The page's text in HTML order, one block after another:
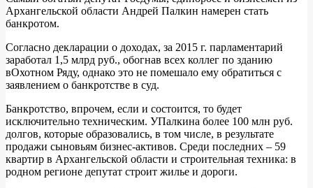
Архангельской области Андрей Палкин намерен стать
банкротом.
Согласно декларации о доходах, за 2015 г. парламентарий
заработал 1,5 млрд руб., обогнав всех коллег по зданию
вОхотном Ряду, однако это не помешало ему обратиться с
заявлением о банкротстве в суд.
Банкротство, впрочем, если и состоится, то будет
исключительно техническим. УПалкина более 100 млн руб.
долгов, которые образовались, в том числе, в результате
продажи сыновьям бизнес-активов. Среди последних – 59
квартир в Архангельской области и строительная техника: в
родном регионе депутат строит жилье и дороги.